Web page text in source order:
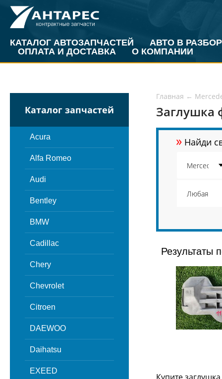
КАТАЛОГ АВТОЗАПЧАСТЕЙ
АВТО В РАЗБОР
ОПЛАТА И ДОСТАВКА
О КОМПАНИИ
Каталог запчастей
Acura
Alfa Romeo
Audi
Bentley
BMW
Cadillac
Chery
Chevrolet
Citroen
DAEWOO
Daihatsu
EXEED
Главная ←
Заглушка
» Найди
Результаты